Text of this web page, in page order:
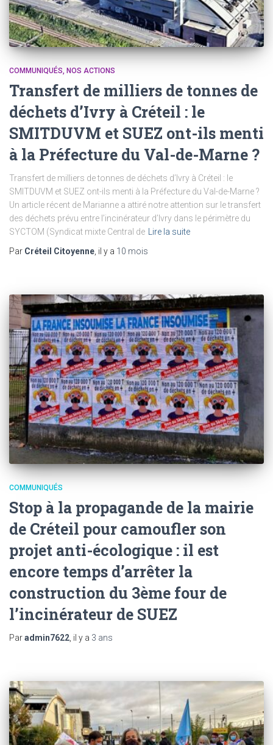
COMMUNIQUÉS NOS ACTIONS
Transfert de milliers de tonnes de
déchets d’Ivry à Créteil : le
SMITDUVM et SUEZ ont-ils menti
à la Préfecture du Val-de-Marne ?
Transfert de milliers de tonnes de déchets d’Ivry à Créteil : le
SMITDUVM et SUEZ ont-ils menti à la Préfecture du Val-de-Marne ?
Un article récent de Marianne a attiré notre attention sur le transfert
des déchets prévu entre l’incinérateur d’Ivry dans le périmètre du
SYCTOM (Syndicat mixte Central de
Lire la suite
Par Créteil Citoyenne , il y a 10 mois
COMMUNIQUÉS
Stop à la propagande de la mairie
de Créteil pour camoufler son
projet anti-écologique : il est
encore temps d’arrêter la
construction du 3ème four de
l’incinérateur de SUEZ
Paradmin7622, il y a 3 ans